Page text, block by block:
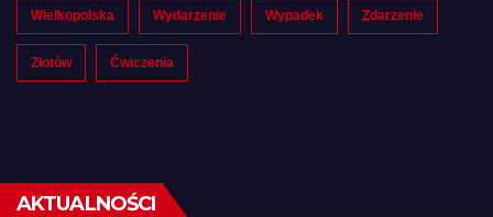
Wielkopolska Wydarzenie Wypadek Zdarzenie
Złotów Ćwiczenia
AKTUALNOŚCI